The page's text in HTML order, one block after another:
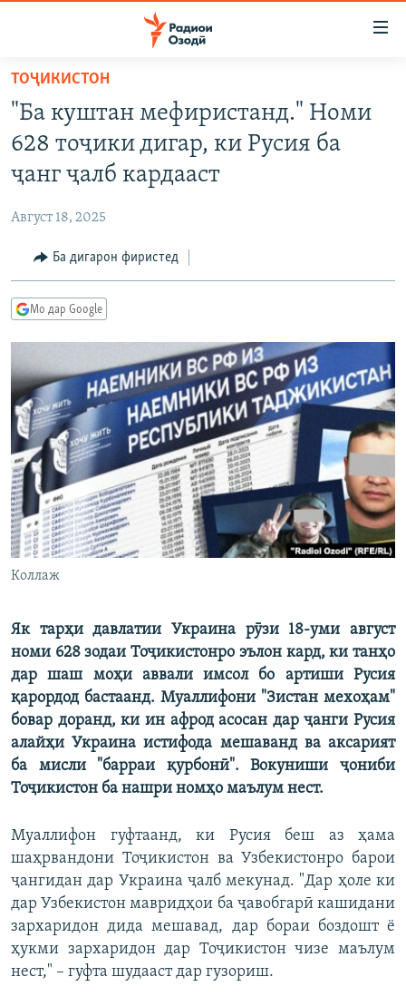
Ҷаҳиш
мояи
аслӣ
феҳристи
Ҷаҳиш
ба
ҷустор
ГӮШАҲО
СИЁСАТ
ҚАЗИЯИ "КРОКУС"
ОСИЁИ МАРКАЗӢ
ГАПИ ОЗОД
РӮЗГОРИ МУҲОҶИР
ТАҲҚИҚОТ
ҶАНГ ДАР УКРАИНА
ЧАНДРАСОНАӢ
НИГОРИСТОН
ГУЗОРИШҲОИ РАДИОӢ
КИТОБҲОИ ОЗОДӢ
Русский
ПАЙГИРӢ КУНЕД
ТОҶИКИСТОН
"Ба куштан мефиристанд." Номи
628 тоҷики дигар, ки Русия ба
ҷанг ҷалб кардааст
Август 18, 2025
Ба дигарон фиристед
Мо дар Google
Коллаж
Як тарҳи давлатии Украина рӯзи 18-уми август
номи 628 зодаи Тоҷикистонро эълон кард, ки танҳо
дар шаш моҳи аввали имсол бо артиши Русия
қарордод бастаанд. Муаллифони "Зистан мехоҳам"
бовар доранд, ки ин афрод асосан дар ҷанги Русия
алайҳи Украина истифода мешаванд ва аксарият
ба мисли "барраи қурбонӣ". Вокуниши ҷониби
Тоҷикистон ба нашри номҳо маълум нест.
Муаллифон гуфтаанд, ки Русия беш аз ҳама
шаҳрвандони Тоҷикистон ва Узбекистонро барои
ҷангидан дар Украина ҷалб мекунад. "Дар ҳоле ки
дар Узбекистон мавридҳои ба ҷавобгарӣ кашидани
зархаридон дида мешавад, дар бораи боздошт ё
ҳукми зархаридон дар Тоҷикистон чизе маълум
нест," – гуфта шудааст дар гузориш.